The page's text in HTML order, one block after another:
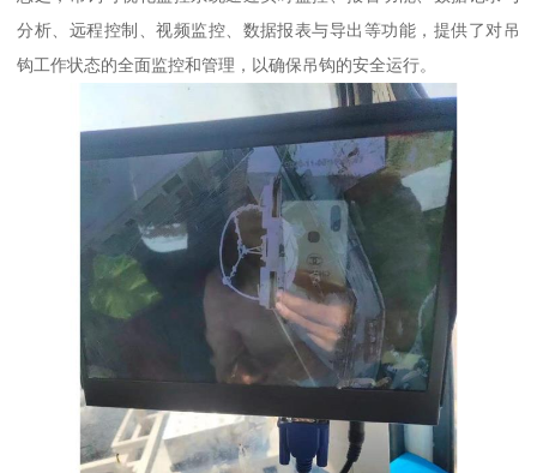
分析、远程控制、视频监控、数据报表与导出等功能，提供了对吊
钩工作状态的全面监控和管理，以确保吊钩的安全运行。